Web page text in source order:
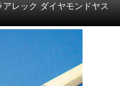
レック ダイヤモンドヤス